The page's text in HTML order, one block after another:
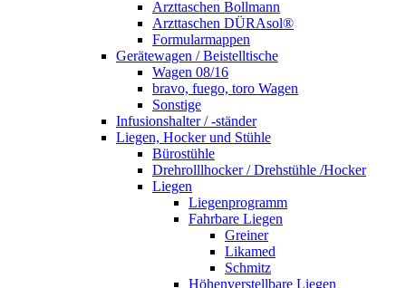
Arzttaschen Bollmann
Arzttaschen DÜRAsol®
Formularmappen
Gerätewagen / Beistelltische
Wagen 08/16
bravo, fuego, toro Wagen
Sonstige
Infusionshalter / -ständer
Liegen, Hocker und Stühle
Bürostühle
Drehrolllhocker / Drehstühle /Hocker
Liegen
Liegenprogramm
Fahrbare Liegen
Greiner
Likamed
Schmitz
Höhenverstellbare Liegen